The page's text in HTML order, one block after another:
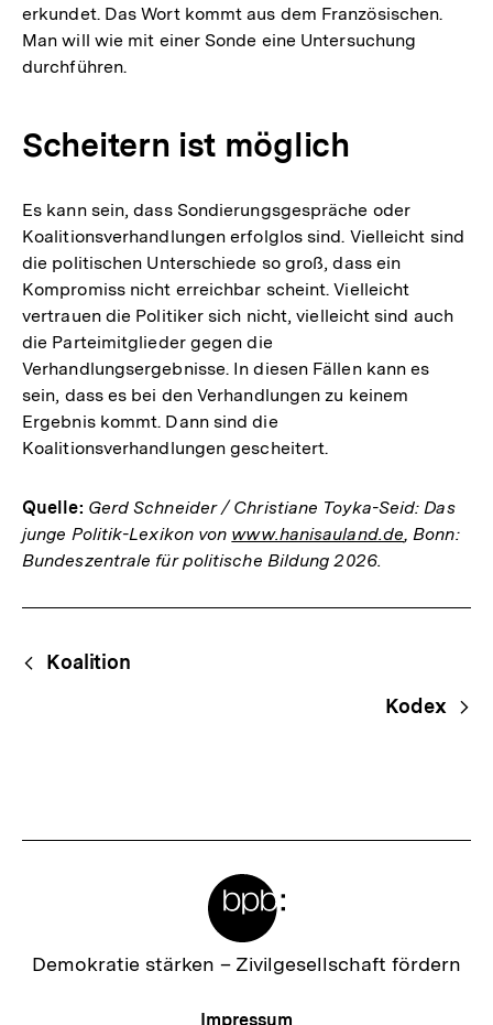
erkundet. Das Wort kommt aus dem Französischen.
Man will wie mit einer Sonde eine Untersuchung
durchführen.
Scheitern ist möglich
Es kann sein, dass Sondierungsgespräche oder
Koalitionsverhandlungen erfolglos sind. Vielleicht sind
die politischen Unterschiede so groß, dass ein
Kompromiss nicht erreichbar scheint. Vielleicht
vertrauen die Politiker sich nicht, vielleicht sind auch
die Parteimitglieder gegen die
Verhandlungsergebnisse. In diesen Fällen kann es
sein, dass es bei den Verhandlungen zu keinem
Ergebnis kommt. Dann sind die
Koalitionsverhandlungen gescheitert.
Quelle: Gerd Schneider / Christiane Toyka-Seid: Das
junge Politik-Lexikon von www.hanisauland.de, Bonn:
Bundeszentrale für politische Bildung 2026.
Begriffsnavigation
Content-
Navigation
Koalition
Kodex
Zur
Demokratie stärken – Zivilgesellschaft fördern
Meta-
Impressum